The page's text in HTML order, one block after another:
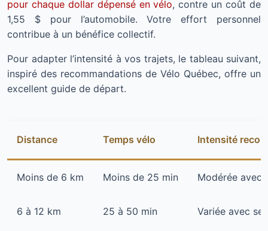
pour chaque dollar dépensé en vélo, contre un coût de
1,55 $ pour l’automobile. Votre effort personnel
contribue à un bénéfice collectif.
Pour adapter l’intensité à vos trajets, le tableau suivant,
inspiré des recommandations de Vélo Québec, offre un
excellent guide de départ.
Distance Temps vélo Intensité
Moins de 6 km Moins de 25 min Modérée avec
6 à 12 km 25 à 50 min Variée avec